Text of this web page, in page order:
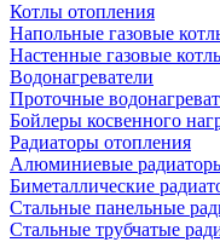
Котлы отопления
Напольные газовые
Настенные газовые
Водонагреватели
Проточные
Бойлеры косвенного
Радиаторы отопления
Алюминиевые
Биметаллические
Стальные панельные
Стальные трубчатые